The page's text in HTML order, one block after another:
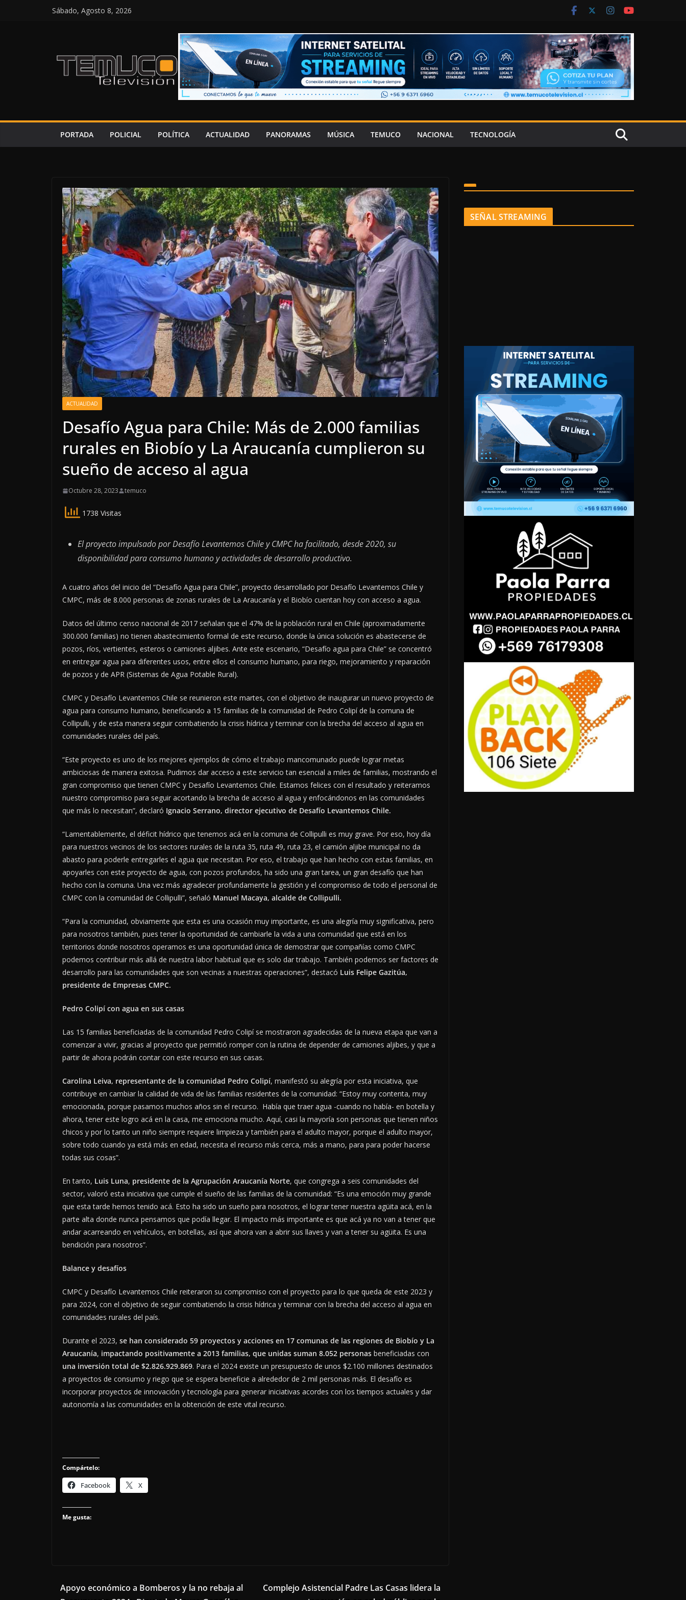
Sábado, Agosto 8, 2026
PORTADA POLICIAL POLÍTICA ACTUALIDAD PANORAMAS MÚSICA TEMUCO NACIONAL TECNOLOGÍA
ACTUALIDAD
Desafío Agua para Chile: Más de 2.000 familias
rurales en Biobío y La Araucanía cumplieron su
sueño de acceso al agua
Octubre 28, 2023 temuco
1738 Visitas
El proyecto impulsado por Desafío Levantemos Chile y CMPC ha facilitado, desde 2020, su
disponibilidad para consumo humano y actividades de desarrollo productivo.
A cuatro años del inicio del “Desafío Agua para Chile”, proyecto desarrollado por Desafío Levantemos Chile y
CMPC, más de 8.000 personas de zonas rurales de La Araucanía y el Biobío cuentan hoy con acceso a agua.
Datos del último censo nacional de 2017 señalan que el 47% de la población rural en Chile (aproximadamente
300.000 familias) no tienen abastecimiento formal de este recurso, donde la única solución es abastecerse de
pozos, ríos, vertientes, esteros o camiones aljibes. Ante este escenario, “Desafío agua para Chile” se concentró
en entregar agua para diferentes usos, entre ellos el consumo humano, para riego, mejoramiento y reparación
de pozos y de APR (Sistemas de Agua Potable Rural).
CMPC y Desafío Levantemos Chile se reunieron este martes, con el objetivo de inaugurar un nuevo proyecto de
agua para consumo humano, beneficiando a 15 familias de la comunidad de Pedro Colipí de la comuna de
Collipulli, y de esta manera seguir combatiendo la crisis hídrica y terminar con la brecha del acceso al agua en
comunidades rurales del país.
“Este proyecto es uno de los mejores ejemplos de cómo el trabajo mancomunado puede lograr metas
ambiciosas de manera exitosa. Pudimos dar acceso a este servicio tan esencial a miles de familias, mostrando el
gran compromiso que tienen CMPC y Desafío Levantemos Chile. Estamos felices con el resultado y reiteramos
nuestro compromiso para seguir acortando la brecha de acceso al agua y enfocándonos en las comunidades
que más lo necesitan”, declaró Ignacio Serrano, director ejecutivo de Desafío Levantemos Chile.
“Lamentablemente, el déficit hídrico que tenemos acá en la comuna de Collipulli es muy grave. Por eso, hoy día
para nuestros vecinos de los sectores rurales de la ruta 35, ruta 49, ruta 23, el camión aljibe municipal no da
abasto para poderle entregarles el agua que necesitan. Por eso, el trabajo que han hecho con estas familias, en
apoyarles con este proyecto de agua, con pozos profundos, ha sido una gran tarea, un gran desafío que han
hecho con la comuna. Una vez más agradecer profundamente la gestión y el compromiso de todo el personal de
CMPC con la comunidad de Collipulli”, señaló Manuel Macaya, alcalde de Collipulli.
“Para la comunidad, obviamente que esta es una ocasión muy importante, es una alegría muy significativa, pero
para nosotros también, pues tener la oportunidad de cambiarle la vida a una comunidad que está en los
territorios donde nosotros operamos es una oportunidad única de demostrar que compañías como CMPC
podemos contribuir más allá de nuestra labor habitual que es solo dar trabajo. También podemos ser factores de
desarrollo para las comunidades que son vecinas a nuestras operaciones”, destacó Luis Felipe Gazitúa,
presidente de Empresas CMPC.
Pedro Colipí con agua en sus casas
Las 15 familias beneficiadas de la comunidad Pedro Colipí se mostraron agradecidas de la nueva etapa que van a
comenzar a vivir, gracias al proyecto que permitió romper con la rutina de depender de camiones aljibes, y que a
partir de ahora podrán contar con este recurso en sus casas.
Carolina Leiva, representante de la comunidad Pedro Colipí, manifestó su alegría por esta iniciativa, que
contribuye en cambiar la calidad de vida de las familias residentes de la comunidad: “Estoy muy contenta, muy
emocionada, porque pasamos muchos años sin el recurso. Había que traer agua -cuando no había- en botella y
ahora, tener este logro acá en la casa, me emociona mucho. Aquí, casi la mayoría son personas que tienen niños
chicos y por lo tanto un niño siempre requiere limpieza y también para el adulto mayor, porque el adulto mayor,
sobre todo cuando ya está más en edad, necesita el recurso más cerca, más a mano, para para poder hacerse
todas sus cosas”.
En tanto, Luis Luna, presidente de la Agrupación Araucanía Norte, que congrega a seis comunidades del
sector, valoró esta iniciativa que cumple el sueño de las familias de la comunidad: “Es una emoción muy grande
que esta tarde hemos tenido acá. Esto ha sido un sueño para nosotros, el lograr tener nuestra agüita acá, en la
parte alta donde nunca pensamos que podía llegar. El impacto más importante es que acá ya no van a tener que
andar acarreando en vehículos, en botellas, así que ahora van a abrir sus llaves y van a tener su agüita. Es una
bendición para nosotros”.
Balance y desafíos
CMPC y Desafío Levantemos Chile reiteraron su compromiso con el proyecto para lo que queda de este 2023 y
para 2024, con el objetivo de seguir combatiendo la crisis hídrica y terminar con la brecha del acceso al agua en
comunidades rurales del país.
Durante el 2023, se han considerado 59 proyectos y acciones en 17 comunas de las regiones de Biobío y La
Araucanía, impactando positivamente a 2013 familias, que unidas suman 8.052 personas beneficiadas con
una inversión total de $2.826.929.869. Para el 2024 existe un presupuesto de unos $2.100 millones destinados
a proyectos de consumo y riego que se espera beneficie a alrededor de 2 mil personas más. El desafío es
incorporar proyectos de innovación y tecnología para generar iniciativas acordes con los tiempos actuales y dar
autonomía a las comunidades en la obtención de este vital recurso.
Compártelo:
Facebook X
Me gusta:
Apoyo económico a Bomberos y la no rebaja al
Complejo Asistencial Padre Las Casas lidera la
SEÑAL STREAMING